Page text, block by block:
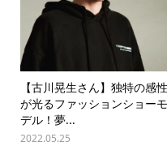
【古川晃生さん】独特の感性
が光るファッションショーモ
デル！夢...
2022.05.25